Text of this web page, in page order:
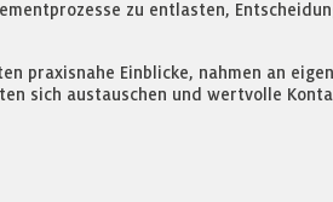
zu entlasten,
praxisnahe Einblicke, nahmen an
sich austauschen und wertvolle